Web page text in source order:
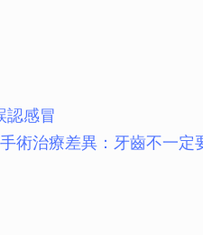
認感冒
術治療差異：牙齒不一定